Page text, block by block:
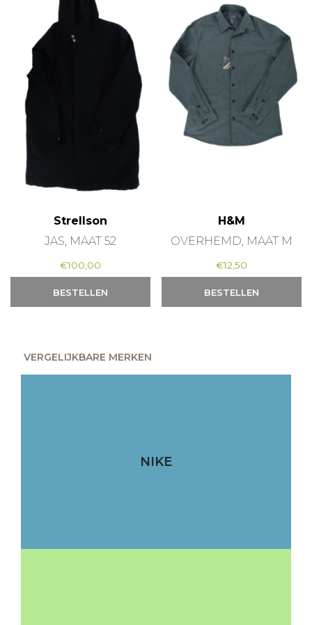
Strellson
JAS, MAAT 52
€100,00
BESTELLEN
H&M
OVERHEMD, MAAT M
€12,50
BESTELLEN
VERGELIJKBARE MERKEN
NIKE